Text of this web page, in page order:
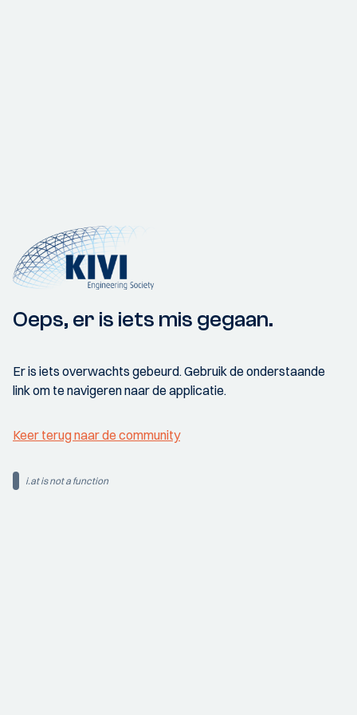
Oeps, er is iets mis gegaan.
Er is iets overwachts gebeurd. Gebruik de onderstaande
link om te navigeren naar de applicatie.
Keer terug naar de community
i.at is not a function